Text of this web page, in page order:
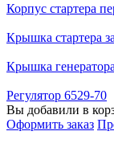
Корпус стартера
Крышка стартера
Крышка
Регулятор 6529-70
Вы добавили в
Оформить заказ